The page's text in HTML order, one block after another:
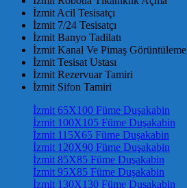
İzmit Acil Tesisatçı
İzmit 7/24 Tesisatçı
İzmit Banyo Tadilatı
İzmit Kanal Ve Pimaş Görüntüleme
İzmit Tesisat Ustası
İzmit Rezervuar Tamiri
İzmit Sifon Tamiri
İzmit 65X100 Füme Duşakabin
İzmit 100X105 Füme Duşakabin
İzmit 115X65 Füme Duşakabin
İzmit 120X90 Füme Duşakabin
İzmit 85X85 Füme Duşakabin
İzmit 95X85 Füme Duşakabin
İzmit 130X130 Füme Duşakabin